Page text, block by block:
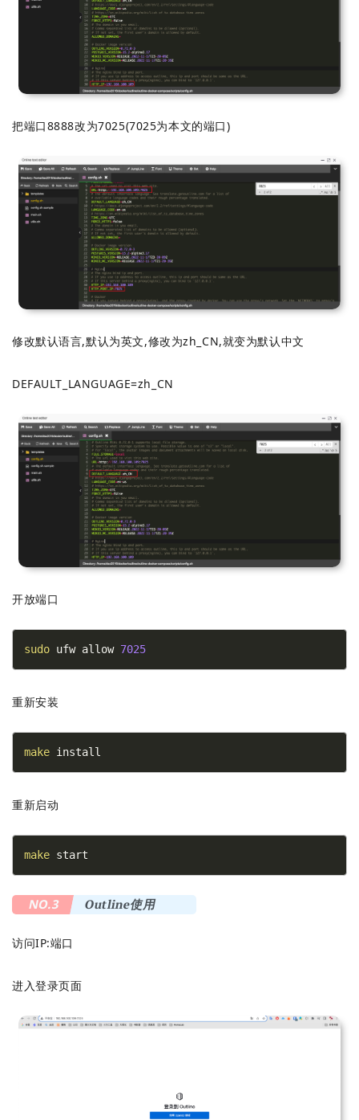
把端口8888改为7025(7025为本文的端口)
修改默认语言,默认为英文,修改为zh_CN,就变为默认中文
DEFAULT_LANGUAGE=zh_CN
开放端口
sudo ufw allow 7025
重新安装
make install
重新启动
make start
NO.3 Outline使用
访问IP:端口
进入登录页面